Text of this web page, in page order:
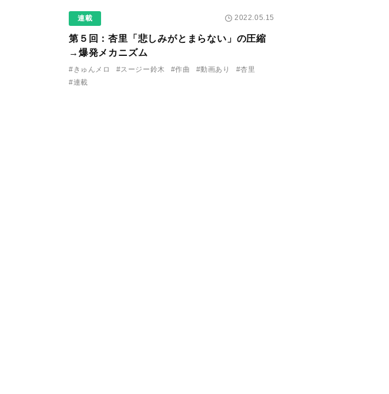
連載 2022.05.15
第５回：杏里「悲しみがとまらない」の圧縮
→爆発メカニズム
#きゅんメロ #スージー鈴木 #作曲 #動画あり
#杏里
#連載